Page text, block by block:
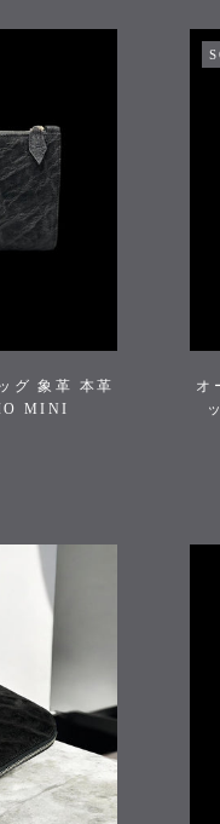
グ 象革 本革
MINI
オ